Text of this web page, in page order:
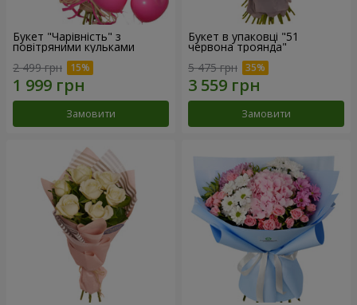
Букет "Чарівність" з
повітряними кульками
2 499 грн
Замовити
Букет в упаковці "51
червона троянда"
5 475 грн
Замовити